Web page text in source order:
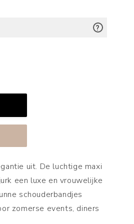
uit. De luchtige maxi
een luxe en vrouwelijke
schouderbandjes
zomerse events, diners